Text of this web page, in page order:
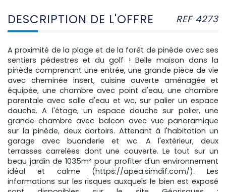
DESCRIPTION DE L'OFFRE REF 4273
A proximité de la plage et de la forêt de pinède avec ses
sentiers pédestres et du golf ! Belle maison dans la
pinède comprenant une entrée, une grande pièce de vie
avec cheminée insert, cuisine ouverte aménagée et
équipée, une chambre avec point d'eau, une chambre
parentale avec salle d'eau et wc, sur palier un espace
douche. A l'étage, un espace douche sur palier, une
grande chambre avec balcon avec vue panoramique
sur la pinède, deux dortoirs. Attenant à l'habitation un
garage avec buanderie et wc. A l'extérieur, deux
terrasses carrelées dont une couverte. Le tout sur un
beau jardin de 1035m² pour profiter d'un environnement
idéal et calme (https://apea.simdif.com/). Les
informations sur les risques auxquels le bien est exposé